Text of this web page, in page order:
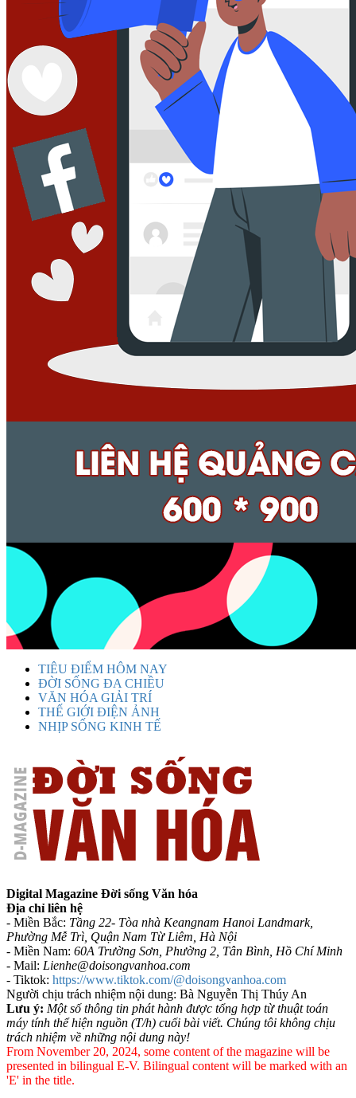
TIÊU ĐIỂM HÔM NAY
ĐỜI SỐNG ĐA CHIỀU
VĂN HÓA GIẢI TRÍ
THẾ GIỚI ĐIỆN ẢNH
NHỊP SỐNG KINH TẾ
Digital Magazine Đời sống Văn hóa
Địa chỉ liên hệ
- Miền Bắc: Tầng 22- Tòa nhà Keangnam Hanoi Landmark,
Phường Mễ Trì, Quận Nam Từ Liêm, Hà Nội
- Miền Nam: 60A Trường Sơn, Phường 2, Tân Bình, Hồ Chí Minh
- Mail: Lienhe@doisongvanhoa.com
- Tiktok: https://www.tiktok.com/@doisongvanhoa.com
Người chịu trách nhiệm nội dung: Bà Nguyễn Thị Thúy An
Lưu ý: Một số thông tin phát hành được tổng hợp từ thuật toán
máy tính thể hiện nguồn (T/h) cuối bài viết. Chúng tôi không chịu
trách nhiệm về những nội dung này!
From November 20, 2024, some content of the magazine will be
presented in bilingual E-V. Bilingual content will be marked with an
'E' in the title.